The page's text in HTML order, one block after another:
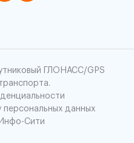
ГЛОНАСС/GPS
персональных данных
Сити